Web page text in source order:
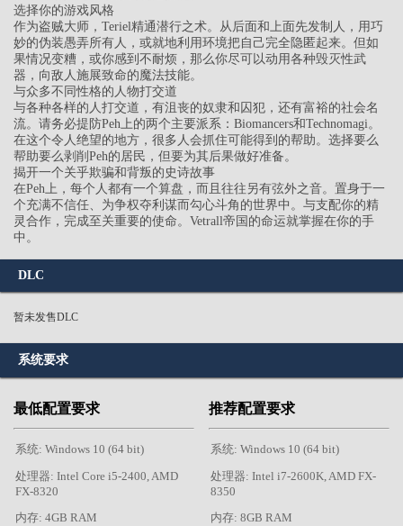
选择你的游戏风格
作为盗贼大师，Teriel精通潜行之术。从后面和上面先发制人，用巧
妙的伪装愚弄所有人，或就地利用环境把自己完全隐匿起来。但如
果情况变糟，或你感到不耐烦，那么你尽可以动用各种毁灭性武
器，向敌人施展致命的魔法技能。
与众多不同性格的人物打交道
与各种各样的人打交道，有沮丧的奴隶和囚犯，还有富裕的社会名
流。请务必提防Peh上的两个主要派系：Biomancers和Technomagi。
在这个令人绝望的地方，很多人会抓住可能得到的帮助。选择要么
帮助要么剥削Peh的居民，但要为其后果做好准备。
揭开一个关乎欺骗和背叛的史诗故事
在Peh上，每个人都有一个算盘，而且往往另有弦外之音。置身于一
个充满不信任、为争权夺利谋而勾心斗角的世界中。与支配你的精
灵合作，完成至关重要的使命。Vetrall帝国的命运就掌握在你的手
中。
DLC
暂未发售DLC
系统要求
最低配置要求
系统: Windows 10 (64 bit)
处理器: Intel Core i5-2400, AMD
FX-8320
内存: 4GB RAM
推荐配置要求
系统: Windows 10 (64 bit)
处理器: Intel i7-2600K, AMD FX-
8350
内存: 8GB RAM